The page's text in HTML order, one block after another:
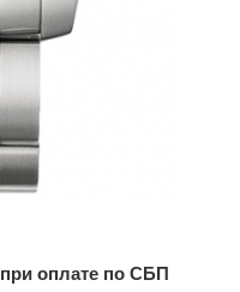
при оплате по СБП